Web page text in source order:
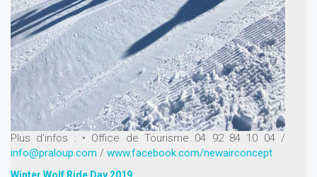
Plus d’infos : • Office de Tourisme 04 92 84 10 04 /
info@praloup.com / www.facebook.com/newairconcept